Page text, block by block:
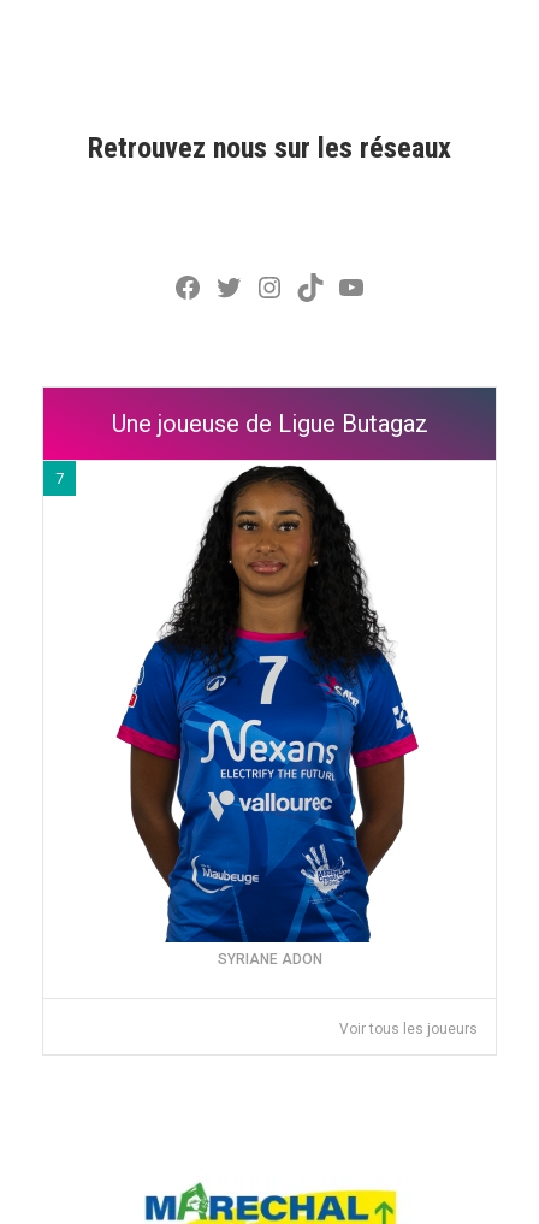
Retrouvez nous sur les réseaux
Facebook
Twitter
Instagram
TikTokYouTube
Une joueuse de Ligue Butagaz
7
SYRIANE ADON
Voir tous les joueurs